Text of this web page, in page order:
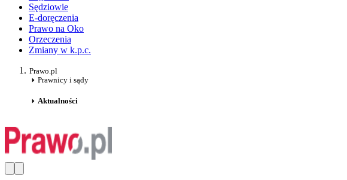
Sędziowie
E-doręczenia
Prawo na Oko
Orzeczenia
Zmiany w k.p.c.
Prawo.pl
Prawnicy i sądy
Aktualności